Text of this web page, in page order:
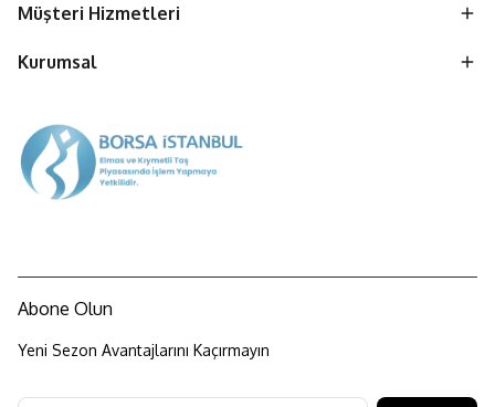
Müşteri Hizmetleri
Kurumsal
Abone Olun
Yeni Sezon Avantajlarını Kaçırmayın